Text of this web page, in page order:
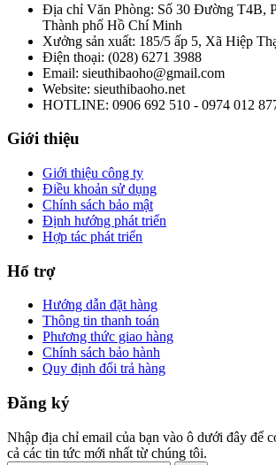
Địa chỉ Văn Phòng: Số 30 Đường T4B,
Thành phố Hồ Chí Minh
Xưởng sản xuất: 185/5 ấp 5, Xã Hiệp
Điện thoại: (028) 6271 3988
Email: sieuthibaoho@gmail.com
Website: sieuthibaoho.net
HOTLINE: 0906 692 510 - 0974 012
Giới thiệu
Giới thiệu công ty
Điều khoản sử dụng
Chính sách bảo mật
Định hướng phát triển
Hợp tác phát triển
Hổ trợ
Hướng dẫn đặt hàng
Thông tin thanh toán
Phương thức giao hàng
Chính sách bảo hành
Quy định đổi trả hàng
Đăng ký
Nhập địa chỉ email của bạn vào ô dưới đây để
cả các tin tức mới nhất từ chúng tôi.